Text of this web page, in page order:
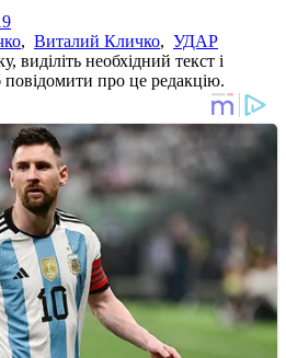
, Виталий Кличко, УДАР
необхідний текст і
про це редакцію.